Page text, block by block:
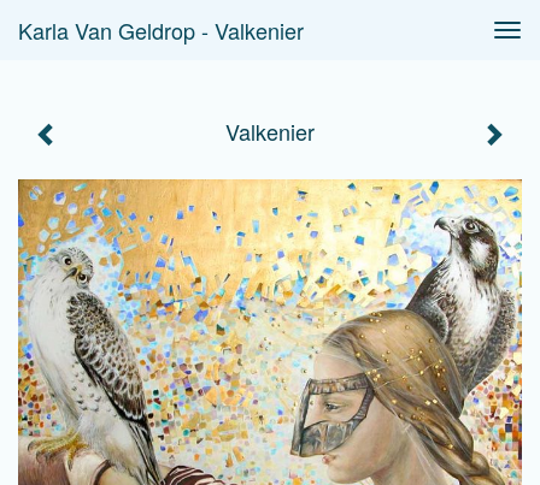
Karla Van Geldrop - Valkenier
Valkenier